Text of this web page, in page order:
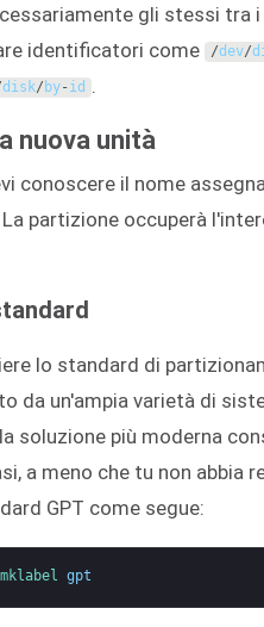
gli stessi tra i
identificatori come
/dev/
disk/ by- id
nuova unità
conoscere il nome
partizione occuperà
lo standard di
da un'ampia varietà di
soluzione più moderna
a meno che tu non abbia
GPT come segue:
mklabel gpt